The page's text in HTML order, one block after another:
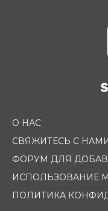
О НАС
СВЯЖИТЕСЬ С
ФОРУМ ДЛЯ
ИСПОЛЬЗОВАНИЕ
ПОЛИТИКА